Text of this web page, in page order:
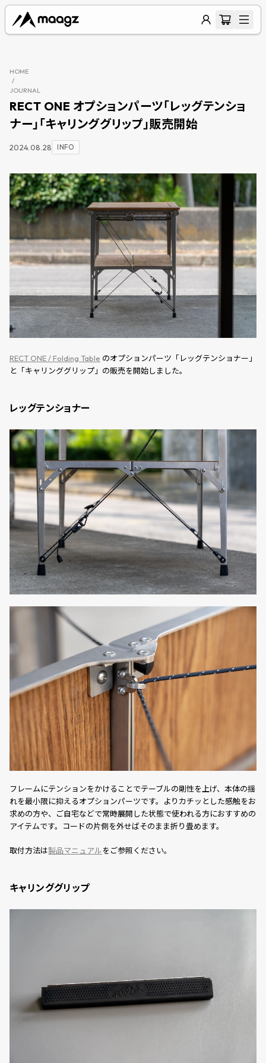
HOME
/
JOURNAL
RECT ONE オプションパーツ「レッグテンショ
ナー」「キャリンググリップ」販売開始
2024.08.28 INFO
RECT ONE / Folding Table のオプションパーツ「レッグテンショナー」
と 「キャリンググリップ」の販売を開始しました。
レッグテンショナー
フレームにテンションをかけることでテーブルの剛性を上げ、本体の揺
れを最小限に抑えるオプションパーツです。よりカチッとした感触をお
求めの方や、ご自宅などで常時展開した状態で使われる方におすすめの
アイテムです。コードの片側を外せばそのまま折り畳めます。
取付方法は製品マニュアルをご参照ください。
キャリンググリップ